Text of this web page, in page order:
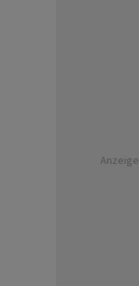
Anzeige